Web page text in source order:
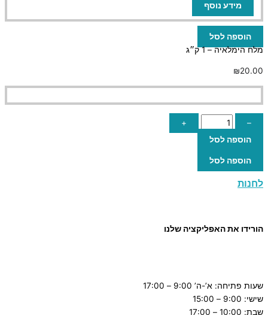
מידע נוסף
הוספה לסל
מלח הימלאיה – 1 ק״ג
₪20.00
–
+
הוספה לסל
הוספה לסל
לחנות
הורידו את האפליקציה שלנו
שעות פתיחה: א’-ה’ 9:00 – 17:00
שישי: 9:00 – 15:00
שבת: 10:00 – 17:00